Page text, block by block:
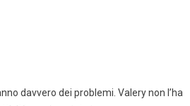
davvero dei problemi. Valery non l’ha